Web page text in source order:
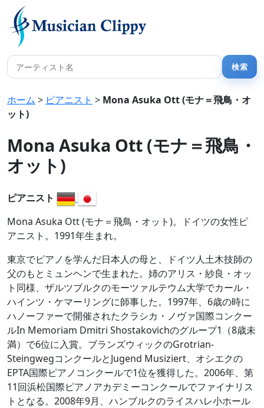
ホーム > ピアニスト > Mona Asuka Ott (モナ＝飛鳥・オ
ット)
Mona Asuka Ott (モナ＝飛鳥・
オット)
ピアニスト
Mona Asuka Ott (モナ＝飛鳥・オット)。ドイツの女性ピ
アニスト。1991年生まれ。
東京でピアノを学んだ日本人の母と、ドイツ人土木技師の
父のもとミュンヘンで生まれた。姉のアリス・紗良・オッ
ト同様、ザルツブルクのモーツァルテウム大学でカール・
ハインツ・ケマーリングに師事した。1997年、6歳の時に
ハノーファーで開催されたクラシカ・ノヴァ国際コンクー
ルIn Memoriam Dmitri Shostakovichのグループ1（8歳未
満）で6位に入賞。ブランズウィックのGrotrian-
SteingwegコンクールとJugend Musiziert、オシエクの
EPTA国際ピアノコンクールで1位を獲得した。2006年、第
11回浜松国際ピアノアカデミーコンクールでファイナリス
トとなる。2008年9月、ハンブルクのライスハレ小ホール